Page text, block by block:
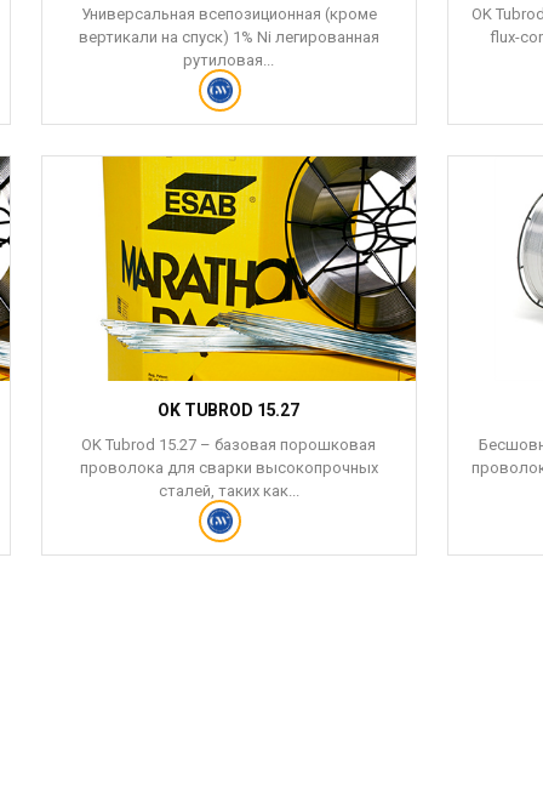
Универсальная всепозиционная (кроме
вертикали на спуск) 1% Ni легированная
рутиловая...
OK
flux-
OK TUBROD 15.27
OK Tubrod 15.27 – базовая порошковая
проволока для сварки высокопрочных
сталей, таких как...